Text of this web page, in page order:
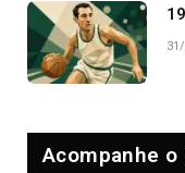
Acompanhe o